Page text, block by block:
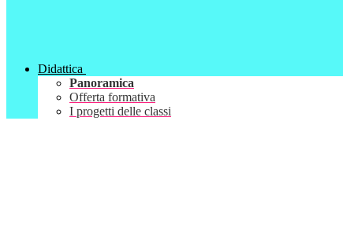
Didattica
Panoramica
Offerta formativa
I progetti delle classi